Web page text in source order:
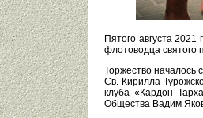
Пятого августа
флотоводца святого
Торжество началось
Св. Кирилла
клуба «Кардон
Общества Вадим